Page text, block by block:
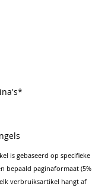
is gebaseerd op specifieke
bepaald paginaformaat (5%
verbruiksartikel hangt af